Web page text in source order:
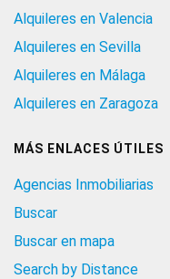
Alquileres en Valencia
Alquileres en Sevilla
Alquileres en Málaga
Alquileres en Zaragoza
MÁS ENLACES ÚTILES
Agencias Inmobiliarias
Buscar
Buscar en mapa
Search by Distance